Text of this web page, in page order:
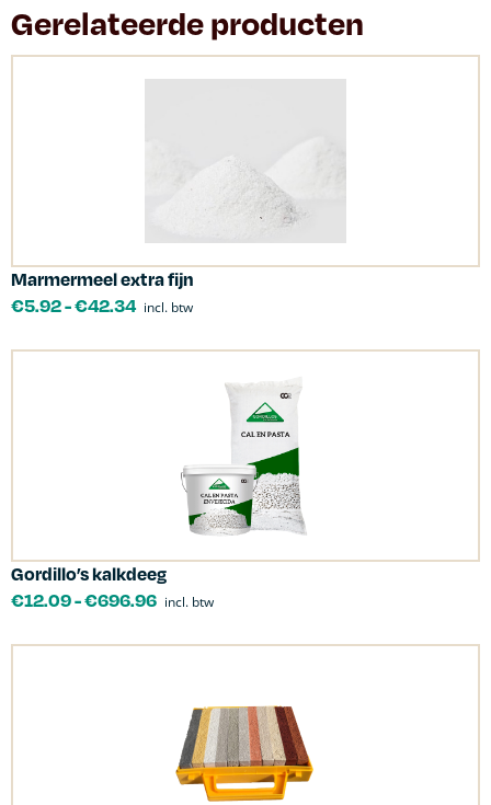
Gerelateerde producten
Marmermeel extra fijn
€5.92-€42.34 incl. btw
Gordillo’s kalkdeeg
€12.09-€696.96 incl. btw